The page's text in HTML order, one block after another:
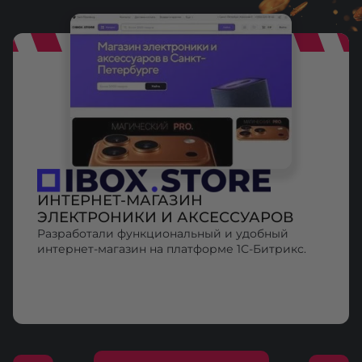
ИНТЕРНЕТ-МАГАЗИН
ЭЛЕКТРОНИКИ И АКСЕССУАРОВ
Разработали функциональный и удобный
интернет-магазин на платформе 1С-Битрикс.